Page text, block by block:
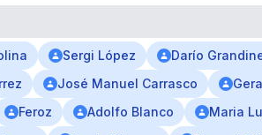
Sergi López Darío
José Manuel Carrasco
Feroz Adolfo Blanco Maria